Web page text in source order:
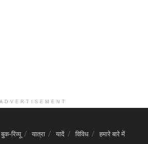
ADVERTISEMENT
बुक-रिव्यू यात्रा यादें विविध हमारे बारे में